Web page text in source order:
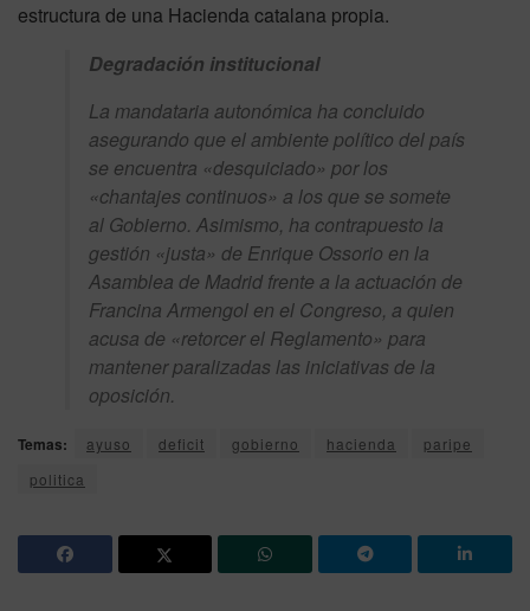
estructura de una Hacienda catalana propia.
Degradación institucional
La mandataria autonómica ha concluido
asegurando que el ambiente político del país
se encuentra «desquiciado» por los
«chantajes continuos» a los que se somete
al Gobierno. Asimismo, ha contrapuesto la
gestión «justa» de Enrique Ossorio en la
Asamblea de Madrid frente a la actuación de
Francina Armengol en el Congreso, a quien
acusa de «retorcer el Reglamento» para
mantener paralizadas las iniciativas de la
oposición.
Temas: ayuso deficit gobierno hacienda
paripe
politica